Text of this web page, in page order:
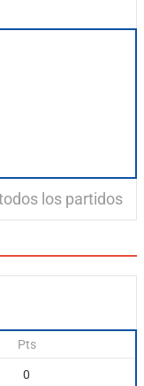
los partidos
Pts
0